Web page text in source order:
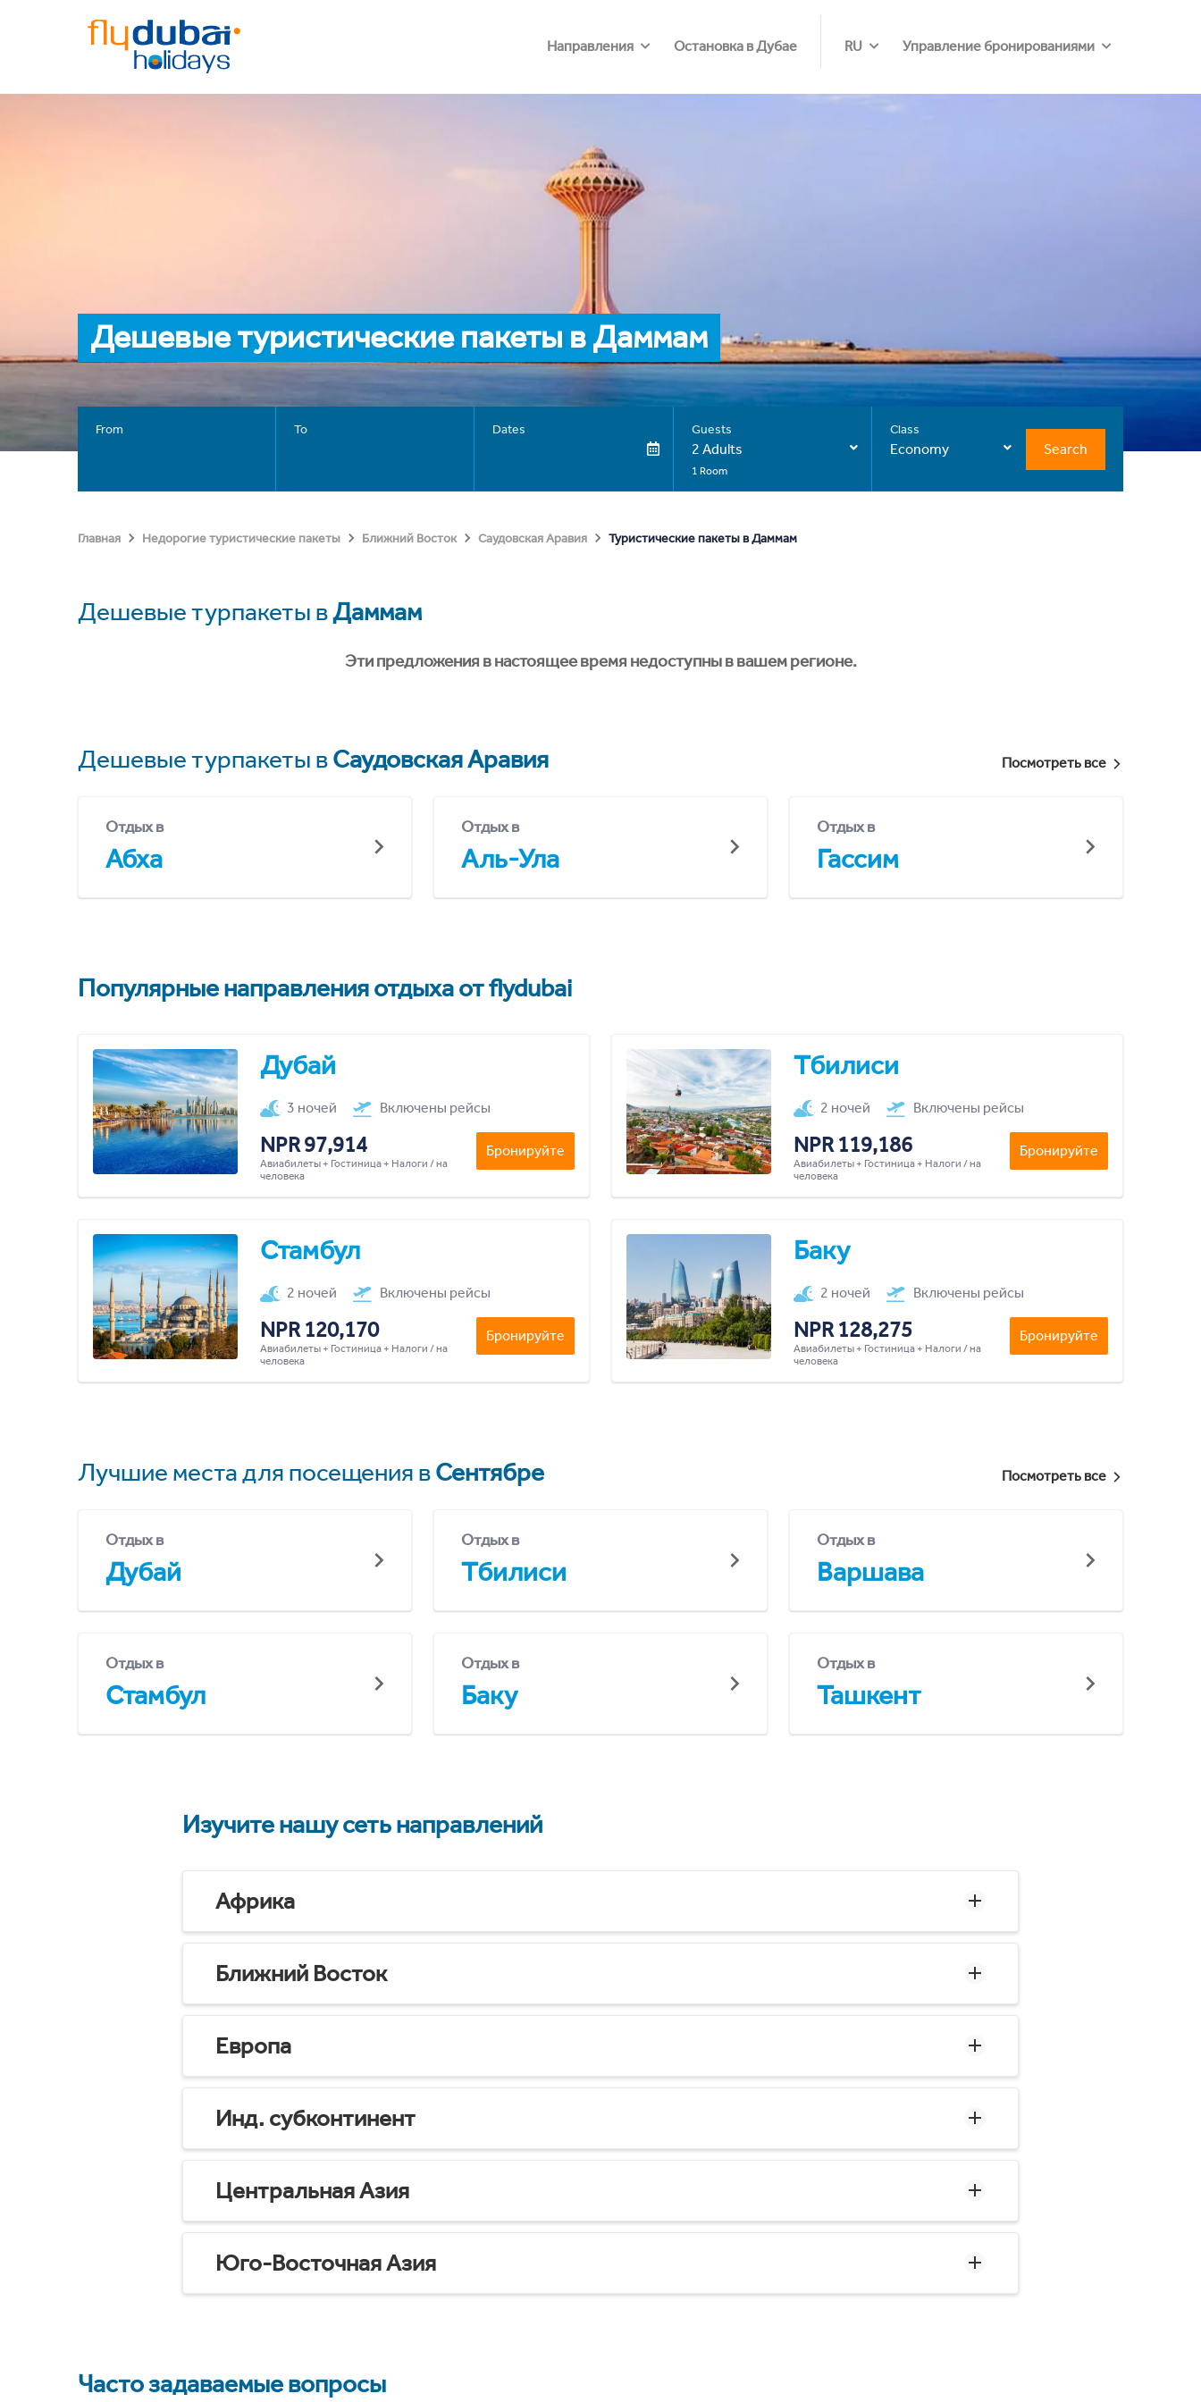
Направления Остановка в Дубае RU Управление бронированиями
Дешевые туристические пакеты в Даммам
From To Dates Guests
2 Adults
1 Room
Class
Economy Search
Главная Недорогие туристические пакеты Ближний Восток Саудовская Аравия Туристические пакеты в Даммам
Дешевые турпакеты вДаммам
Эти предложения в настоящее время недоступны в вашем регионе.
Дешевые турпакеты вСаудовская Аравия Посмотреть все
Отдых в
Абха
Отдых в
Аль-Ула
Отдых в
Гассим
Популярные направления отдыха от flydubai
Дубай
3 ночей Включены рейсы
NPR 97,914
Авиабилеты + Гостиница + Налоги / на
человека
Бронируйте
Тбилиси
2 ночей Включены рейсы
NPR 119,186
Авиабилеты + Гостиница + Налоги / на
человека
Бронируйте
Стамбул
2 ночей Включены рейсы
NPR 120,170
Авиабилеты + Гостиница + Налоги / на
человека
Бронируйте
Баку
2 ночей Включены рейсы
NPR 128,275
Авиабилеты + Гостиница + Налоги / на
человека
Бронируйте
Лучшие места для посещения вСентябре Посмотреть все
Отдых в
Дубай
Отдых в
Тбилиси
Отдых в
Варшава
Отдых в
Стамбул
Отдых в
Баку
Отдых в
Ташкент
Изучите нашу сеть направлений
Африка
Ближний Восток
Европа
Инд. субконтинент
Центральная Азия
Юго-Восточная Азия
Часто задаваемые вопросы